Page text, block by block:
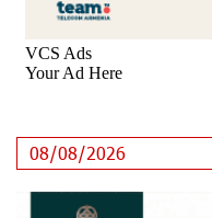
Если Израиль
против
ВТБ (Армения):
годовых и